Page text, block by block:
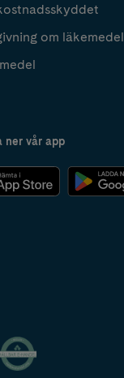
om läkemedel
ner vår app